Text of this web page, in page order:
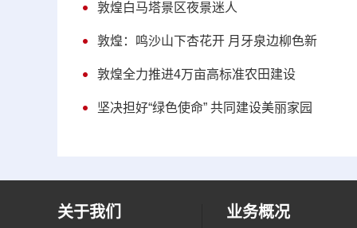
敦煌白马塔景区夜景迷人
敦煌：鸣沙山下杏花开 月牙泉边柳色新
敦煌全力推进4万亩高标准农田建设
坚决担好“绿色使命” 共同建设美丽家园
关于我们 业务概况